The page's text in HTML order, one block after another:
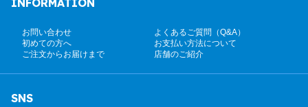
INFORMATION
お問い合わせ
よくあるご質問（Q&A）
初めての方へ
お支払い方法について
ご注文からお届けまで
店舗のご紹介
SNS